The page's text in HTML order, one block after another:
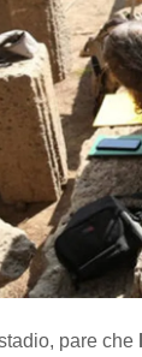
pare che